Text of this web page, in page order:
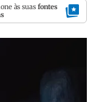
às suas fontes